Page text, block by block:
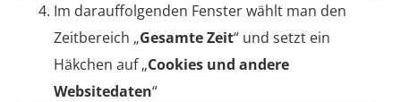
Im darauffolgenden Fenster wählt man den
Zeitbereich „Gesamte Zeit“ und setzt ein
Häkchen auf „Cookies und andere
Websitedaten“